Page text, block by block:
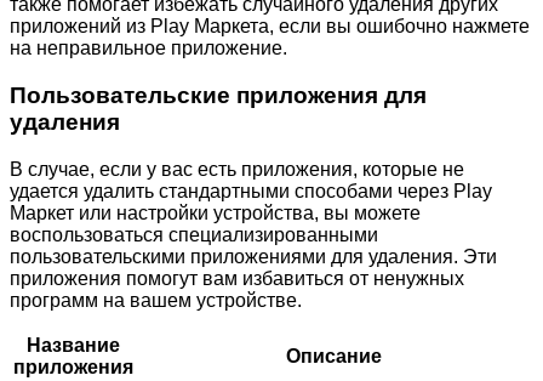
также помогает избежать случайного удаления других
приложений из Play Маркета, если вы ошибочно нажмете
на неправильное приложение.
Пользовательские приложения для
удаления
В случае, если у вас есть приложения, которые не
удается удалить стандартными способами через Play
Маркет или настройки устройства, вы можете
воспользоваться специализированными
пользовательскими приложениями для удаления. Эти
приложения помогут вам избавиться от ненужных
программ на вашем устройстве.
Название
приложения
Описание